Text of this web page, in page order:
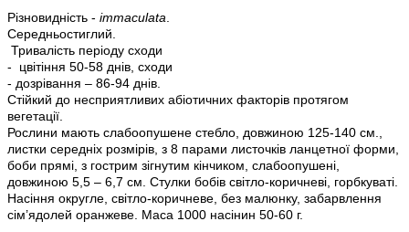
Різновидність - immaculata.
Середньостиглий.
Тривалість періоду сходи
- цвітіння 50-58 днів, сходи
- дозрівання – 86-94 днів.
Стійкий до несприятливих абіотичних факторів протягом
вегетації.
Рослини мають слабоопушене стебло, довжиною 125-140 см.,
листки середніх розмірів, з 8 парами листочків ланцетної форми,
боби прямі, з гострим зігнутим кінчиком, слабоопушені,
довжиною 5,5 – 6,7 см. Стулки бобів світло-коричневі, горбкуваті.
Насіння округле, світло-коричневе, без малюнку, забарвлення
сім’ядолей оранжеве. Маса 1000 насінин 50-60 г.